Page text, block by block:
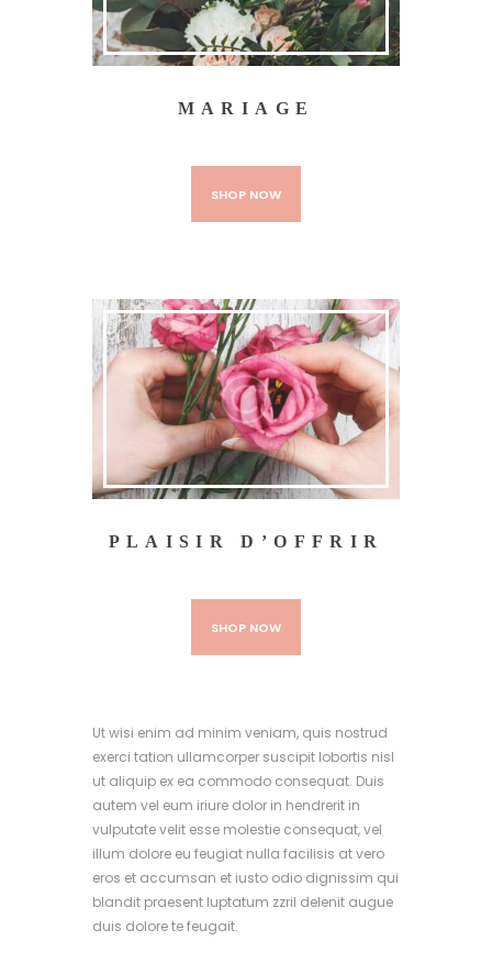
MARIAGE
SHOP NOW
PLAISIR D’OFFRIR
SHOP NOW
Ut wisi enim ad minim veniam, quis nostrud
exerci tation ullamcorper suscipit lobortis nisl
ut aliquip ex ea commodo consequat. Duis
autem vel eum iriure dolor in hendrerit in
vulputate velit esse molestie consequat, vel
illum dolore eu feugiat nulla facilisis at vero
eros et accumsan et iusto odio dignissim qui
blandit praesent luptatum zzril delenit augue
duis dolore te feugait.